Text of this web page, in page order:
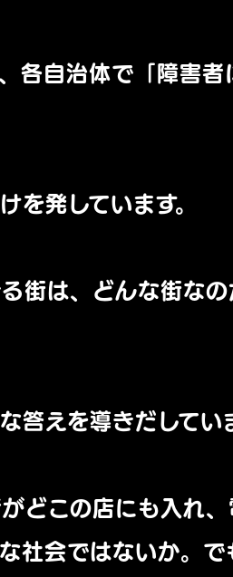
各自治体で「 障害者
を発しています。
街は、どんな街なの
答えを導きだしてい
どこの店にも入れ、
社会ではないか。 で